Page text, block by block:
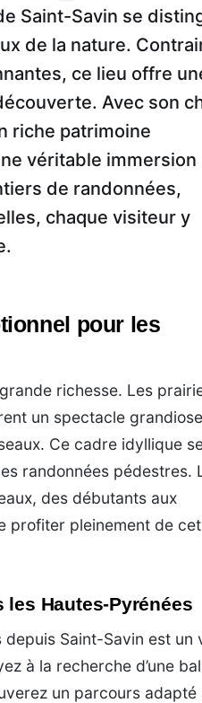
Saint-Savin se
de la nature.
ce lieu offre
Avec son
riche patrimoine
véritable immersion
de randonnées,
chaque visiteur y
pour les
richesse. Les
un spectacle
Ce cadre idyllique
randonnées pédestres.
des débutants aux
profiter pleinement de cet
les Hautes-Pyrénées
Saint-Savin est un
à la recherche d’une
un parcours adapté